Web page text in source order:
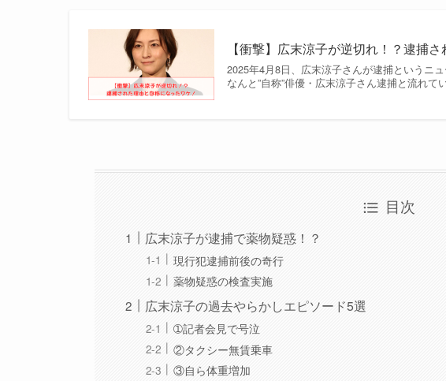
【衝撃】広末涼子が逆切れ！？逮捕
2025年4月8日、広末涼子さんが逮捕というニ
なんと”自称”俳優・広末涼子さん逮捕と流れ
目次
広末涼子が逮捕で薬物疑惑！？
現行犯逮捕前後の奇行
薬物疑惑の検査実施
広末涼子の過去やらかしエピソード5選
➀記者会見で号泣
②タクシー無賃乗車
③自ら体重増加